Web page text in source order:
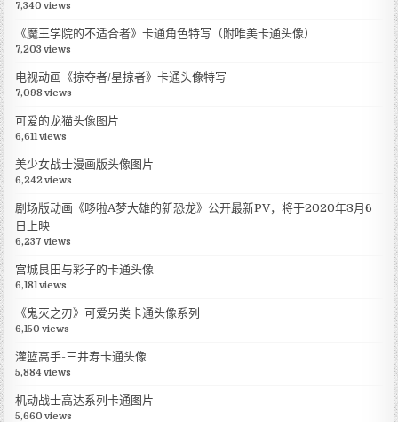
7,340 views
《魔王学院的不适合者》卡通角色特写（附唯美卡通头像）
7,203 views
电视动画《掠夺者/星掠者》卡通头像特写
7,098 views
可爱的龙猫头像图片
6,611 views
美少女战士漫画版头像图片
6,242 views
剧场版动画《哆啦A梦大雄的新恐龙》公开最新PV，将于2020年3月6
日上映
6,237 views
宫城良田与彩子的卡通头像
6,181 views
《鬼灭之刃》可爱另类卡通头像系列
6,150 views
灌篮高手-三井寿卡通头像
5,884 views
机动战士高达系列卡通图片
5,660 views